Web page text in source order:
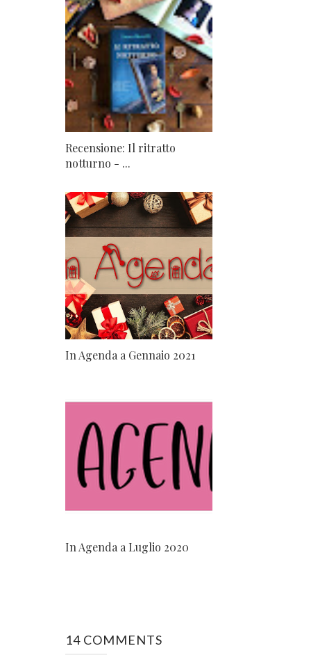
Recensione: Il ritratto
notturno - ...
In Agenda a Gennaio 2021
In Agenda a Luglio 2020
14 COMMENTS